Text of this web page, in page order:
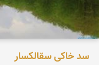
سد خاکی سقالکسار